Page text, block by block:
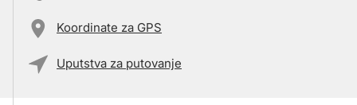
Koordinate za GPS
Uputstva za putovanje